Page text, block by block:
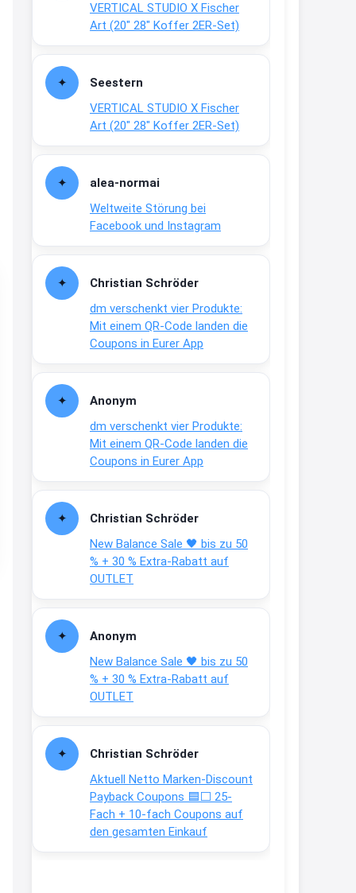
VERTICAL STUDIO X Fischer
Art (20″ 28″ Koffer 2ER-Set)
Seestern
VERTICAL STUDIO X Fischer
Art (20″ 28″ Koffer 2ER-Set)
alea-normai
Weltweite Störung bei
Facebook und Instagram
Christian Schröder
dm verschenkt vier Produkte:
Mit einem QR-Code landen die
Coupons in Eurer App
Anonym
dm verschenkt vier Produkte:
Mit einem QR-Code landen die
Coupons in Eurer App
Christian Schröder
New Balance Sale 🖤 bis zu 50
% + 30 % Extra-Rabatt auf
OUTLET
Anonym
New Balance Sale 🖤 bis zu 50
% + 30 % Extra-Rabatt auf
OUTLET
Christian Schröder
Aktuell Netto Marken-Discount
Payback Coupons 🟦⬜ 25-
Fach + 10-fach Coupons auf
den gesamten Einkauf
dich zu sehen, alles gut?
15:01
An 01.08. / Sensodyne Rabatt 3€
/ max. 15.000www.erlebe-
↩
www.meineapotheke.de/
2:19
↩
Joachim
www.linda.de/vorteile/coupons/...
2:21
↩
Gratis Hitzewarn-Aufkleber /
verfärbt sich ab 28 Grad /siehe
Text weiter unten
shop.bioeg.de/aufkleber-
achtun...
↩
Joachim
Gratis personalisierte 7-Tage
Ration Micronährstoffe/ Vitamine
↩
Joachim